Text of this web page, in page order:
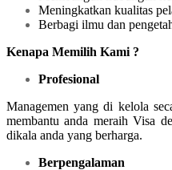
Meningkatkan kualitas
Berbagi ilmu dan
Kenapa Memilih Kami ?
Profesional
Managemen yang di kelola
membantu anda meraih Visa
dikala anda yang berharga.
Berpengalaman